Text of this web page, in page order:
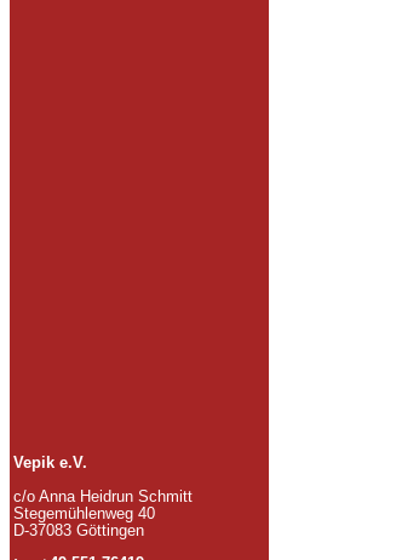
Vepik e.V.
c/o Anna Heidrun Schmitt
Stegemühlenweg 40
D-37083 Göttingen